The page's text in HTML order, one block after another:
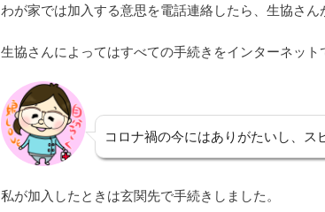
わが家では加入する意思を電話連絡したら、生協さん
生協さんによってはすべての手続きをインターネット
コロナ禍の今にはありがたいし、ス
私が加入したときは玄関先で手続きしました。